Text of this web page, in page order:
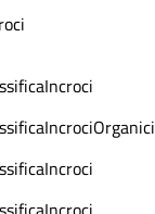
Incroci
IncrociOrganici
Incroci